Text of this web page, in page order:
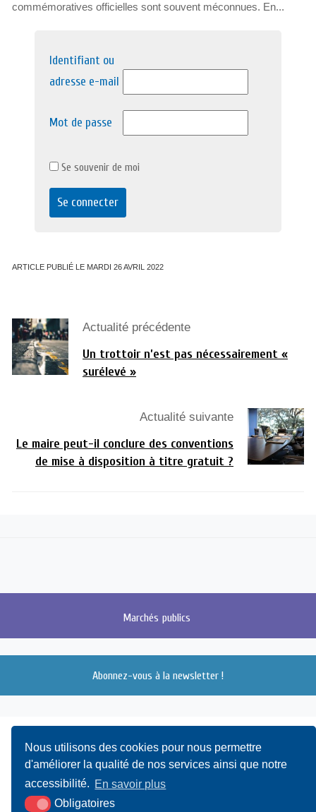
Nous utilisons des cookies pour nous permettre
d'améliorer la qualité de nos services ainsi que notre
accessibilité. En savoir plus
Obligatoires
commémoratives officielles sont souvent méconnues. En...
Identifiant ou
adresse e-mail
Mot de passe
Se souvenir de moi
ARTICLE PUBLIÉ LE MARDI 26 AVRIL 2022
Actualité précédente
Un trottoir n’est pas nécessairement «
surélevé »
Actualité suivante
Le maire peut-il conclure des conventions
de mise à disposition à titre gratuit ?
Marchés publics
Abonnez-vous à la newsletter !